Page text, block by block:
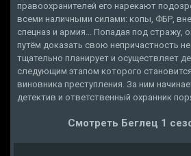
правоохранителей его нарекают
всеми наличными силами: копы, ФБР,
спецназ и армия... Попадая под стражу,
путём доказать свою непричастность
тщательно планирует и осуществляет
следующим этапом которого
виновника преступления. За ним
детектив и ответственный охранник
Смотреть Беглец 1